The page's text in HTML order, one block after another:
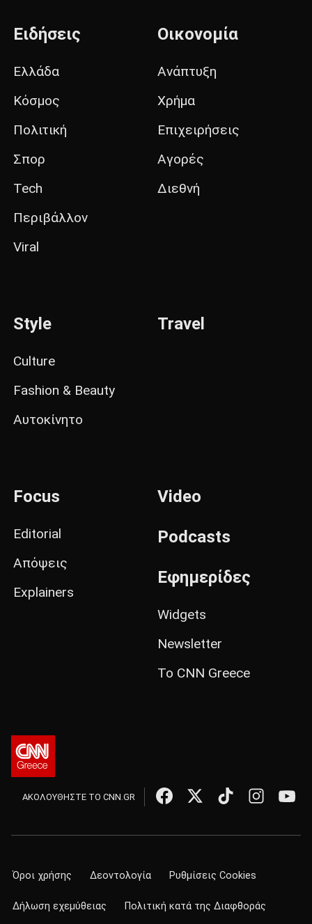
Ειδήσεις
Ελλάδα
Κόσμος
Πολιτική
Σπορ
Tech
Περιβάλλον
Viral
Οικονομία
Ανάπτυξη
Χρήμα
Επιχειρήσεις
Αγορές
Διεθνή
Style
Culture
Fashion & Beauty
Αυτοκίνητο
Travel
Focus
Editorial
Απόψεις
Explainers
Video
Podcasts
Εφημερίδες
Widgets
Newsletter
Το CNN Greece
ΑΚΟΛΟΥΘΗΣΤΕ ΤΟ CNN.GR
Όροι χρήσης Δεοντολογία Ρυθμίσεις Cookies
Δήλωση εχεμύθειας Πολιτική κατά της Διαφθοράς